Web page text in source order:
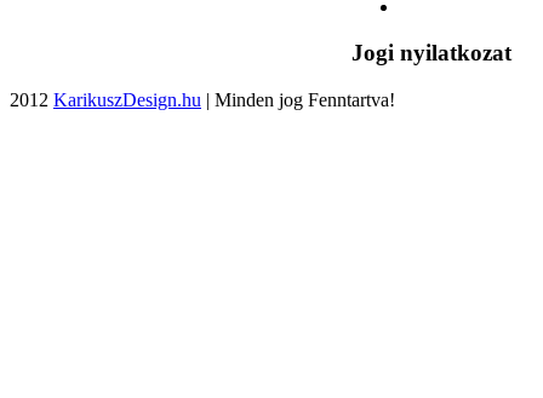
Jogi nyilatkozat
2012 KarikuszDesign.hu | Minden jog Fenntartva!